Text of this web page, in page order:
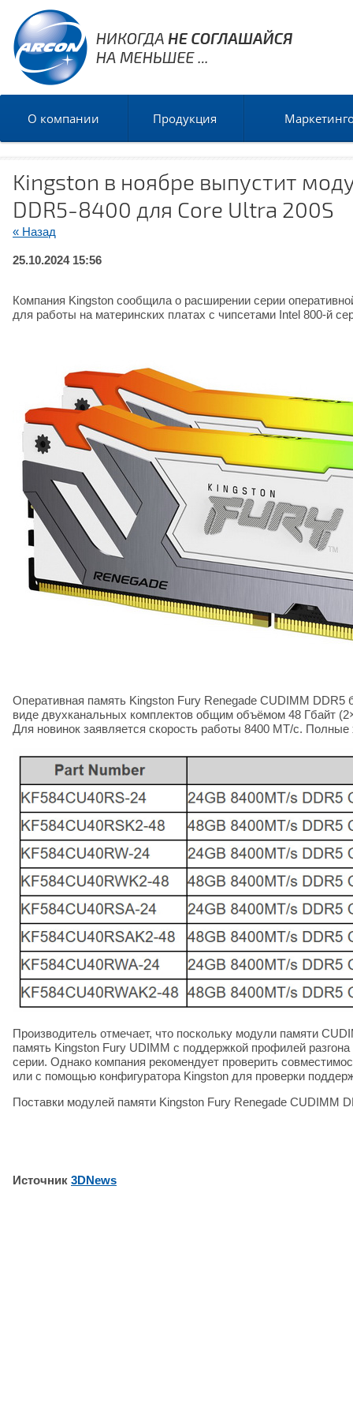
О компании Продукция
Kingston в ноябре выпустит
DDR5-8400 для Core Ultra 200S
« Назад
25.10.2024 15:56
Компания Kingston сообщила о расширении серии
для работы на материнских платах с чипсетами Intel 800-й
Оперативная память Kingston Fury Renegade CUDIMM
виде двухканальных комплектов общим объёмом 48 Гбайт
Для новинок заявляется скорость работы 8400 МТ/с.
Производитель отмечает, что поскольку модули памяти
память Kingston Fury UDIMM с поддержкой профилей
серии. Однако компания рекомендует проверить
или с помощью конфигуратора Kingston для проверки
Поставки модулей памяти Kingston Fury Renegade CUDIMM
Источник 3DNews